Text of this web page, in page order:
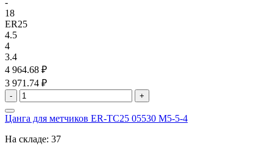
-
18
ER25
4.5
4
3.4
4 964.68 ₽
3 971.74 ₽
- +
Цанга для метчиков ER-TC25 05530 M5-5-4
На складе: 37